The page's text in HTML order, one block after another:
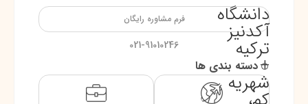
دانشگاه
آکدنیز
ترکیه
+
شهریه
فرم مشاوره رایگان
021-91010246
دسته بندی ها